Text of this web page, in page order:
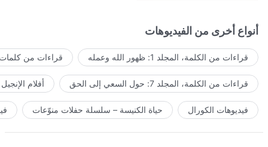
أنواع أخرى من الفيديوهات
قراءات من الكلمة، المجلد 1: ظهور الله وعمله قراءات من كلمات
قراءات من الكلمة، المجلد 7: حول السعي إلى الحق أفلام الإنجيل
فيديوهات الكورال حياة الكنيسة – سلسلة حفلات منوّعات